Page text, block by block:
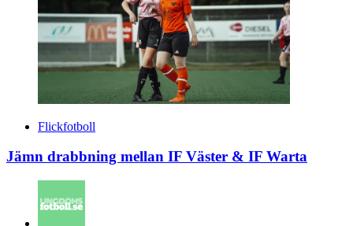
Flickfotboll
Jämn drabbning mellan IF Väster & IF Warta